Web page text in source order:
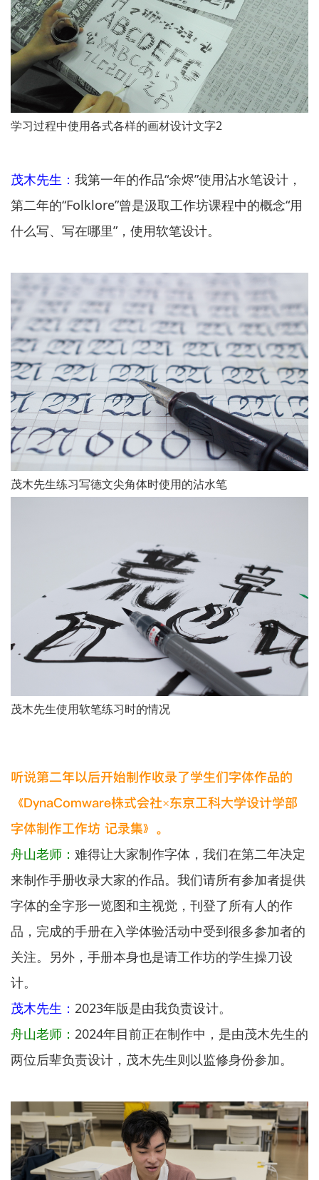
学习过程中使用各式各样的画材设计文字2
茂木先生： 我第一年的作品“余烬”使用沾水笔设计，
第二年的“Folklore”曾是汲取工作坊课程中的概念“用
什么写、写在哪里”，使用软笔设计。
茂木先生练习写德文尖角体时使用的沾水笔
茂木先生使用软笔练习时的情况
听说第二年以后开始制作收录了学生们字体作品的
《DynaComware株式会社×东京工科大学设计学部
字体制作工作坊 记录集》。
舟山老师： 难得让大家制作字体，我们在第二年决定
来制作手册收录大家的作品。我们请所有参加者提供
字体的全字形一览图和主视觉，刊登了所有人的作
品，完成的手册在入学体验活动中受到很多参加者的
关注。另外，手册本身也是请工作坊的学生操刀设
计。
茂木先生： 2023年版是由我负责设计。
舟山老师： 2024年目前正在制作中，是由茂木先生的
两位后辈负责设计，茂木先生则以监修身份参加。